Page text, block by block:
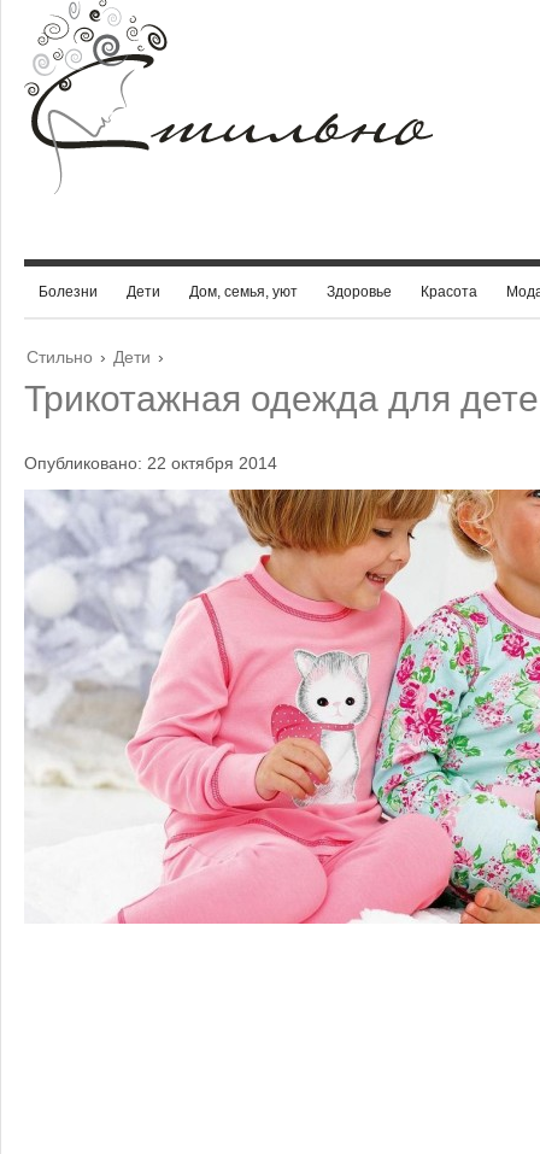
Болезни Дети Дом, семья, уют Здоровье Красота
Стильно › Дети ›
Трикотажная одежда для
Опубликовано: 22 октября 2014